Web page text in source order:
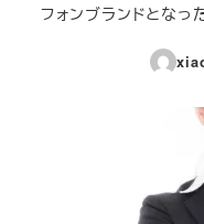
フォンブランドとなっ